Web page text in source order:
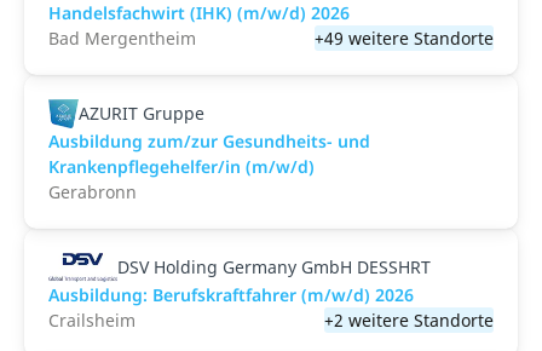
Handelsfachwirt (IHK) (m/w/d) 2026
Bad Mergentheim
+49 weitere Standorte
AZURIT Gruppe
Ausbildung zum/zur Gesundheits- und
Krankenpflegehelfer/in (m/w/d)
Gerabronn
DSV Holding Germany GmbH DESSHRT
Ausbildung: Berufskraftfahrer (m/w/d) 2026
Crailsheim
+2 weitere Standorte